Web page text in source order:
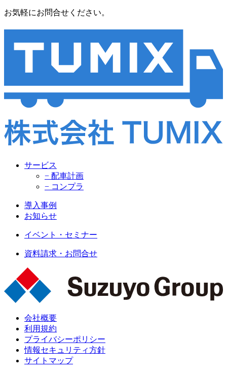
お気軽にお問合せください。
サービス
− 配車計画
− コンプラ
導入事例
お知らせ
イベント・セミナー
資料請求・お問合せ
会社概要
利用規約
プライバシーポリシー
情報セキュリティ方針
サイトマップ